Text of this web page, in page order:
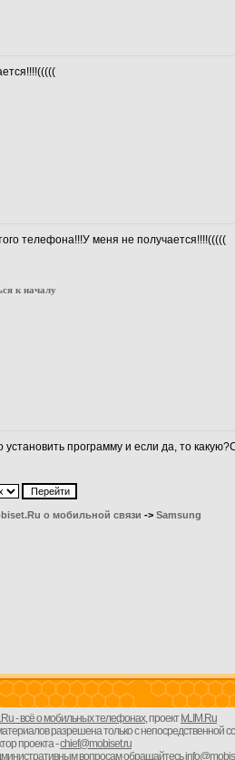
телефона!!!У меня не получается!!!!(((((
к началу
программу и если да, то
о мобильной связи -> Samsung
- всё о мобильных телефонах, проект IvLIM.Ru
разрешена только с непосредственной
проекта -chief@mobiset.ru
вопросам обращайтесь